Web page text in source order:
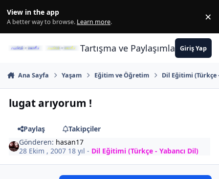
View in the app
A better way to browse. Learn more. ×
Tartışma ve PaylaşımlarınGiriş Yap
Ana Sayfa Yaşam Eğitim ve Öğretim Dil Eğitimi (Türkçe
lugat arıyorum !
Paylaş
Takipçiler
Gönderen: hasan17
28 Ekim , 2007 18 yıl - Dil Eğitimi (Türkçe - Yabancı Dil)